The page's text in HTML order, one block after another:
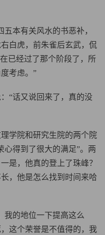
本有关风水的书恶补，
白虎，前朱雀后玄武，侃
已经过了那个阶段了，所
考虑。”
“话又说回来了，真的没
学院和研究生院的两个院
心得到了很大的满足”。两
是，他真的登上了珠峰？
，他是怎么找到时间来哈
我的地位一下提高这么
这个荣誉是不值得的，我